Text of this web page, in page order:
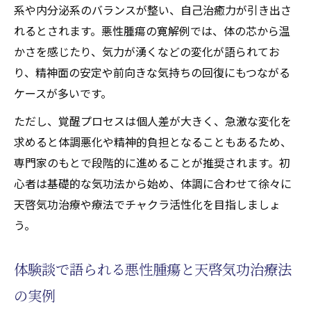
系や内分泌系のバランスが整い、自己治癒力が引き出さ
れるとされます。悪性腫瘍の寛解例では、体の芯から温
かさを感じたり、気力が湧くなどの変化が語られてお
り、精神面の安定や前向きな気持ちの回復にもつながる
ケースが多いです。
ただし、覚醒プロセスは個人差が大きく、急激な変化を
求めると体調悪化や精神的負担となることもあるため、
専門家のもとで段階的に進めることが推奨されます。初
心者は基礎的な気功法から始め、体調に合わせて徐々に
天啓気功治療や療法でチャクラ活性化を目指しましょ
う。
体験談で語られる悪性腫瘍と天啓気功治療法
の実例